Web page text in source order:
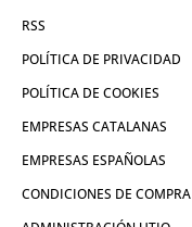
RSS
POLÍTICA DE PRIVACIDAD
POLÍTICA DE COOKIES
EMPRESAS CATALANAS
EMPRESAS ESPAÑOLAS
CONDICIONES DE COMPRA